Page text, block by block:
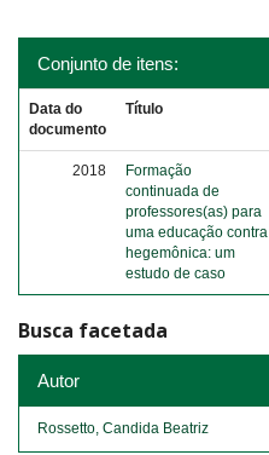
Conjunto de itens:
Data do
documento
Título
2018
Formação
continuada de
professores(as) para
uma educação contra
hegemônica: um
estudo de caso
Busca facetada
Autor
Rossetto, Candida Beatriz